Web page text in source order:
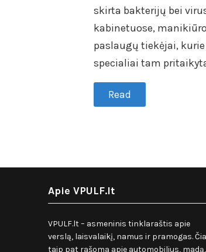
skirta bakterijų bei
kabinetuose,
paslaugų tiekėjai,
specialiai tam
Read
Apie VPULF.lt
VPULF.lt – asmeninis tinklaraštis apie
verslą, laisvalaikį, namus ir pramogas. Čia
taip pat rašoma apie automobilius, madą,